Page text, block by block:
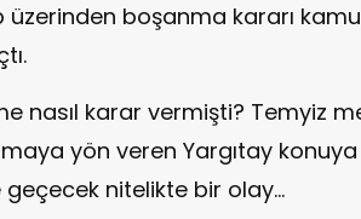
üzerinden boşanma kararı
nasıl karar vermişti? Temyiz
yön veren Yargıtay
geçecek nitelikte bir olay…